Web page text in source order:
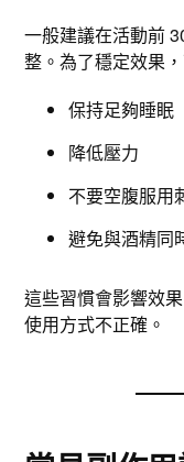
一般建議在活動前
整。為了穩定效果
保持足夠睡眠
降低壓力
不要空腹服用
避免與酒精同
這些習慣會影響效
使用方式不正確。